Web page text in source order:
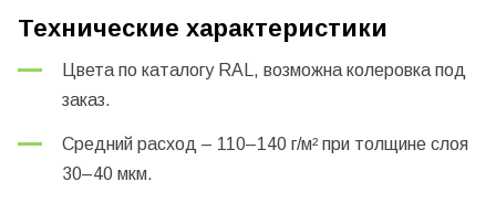
Технические характеристики
Цвета по каталогу RAL, возможна колеровка под
заказ.
Средний расход – 110–140 г/м² при толщине слоя
30–40 мкм.